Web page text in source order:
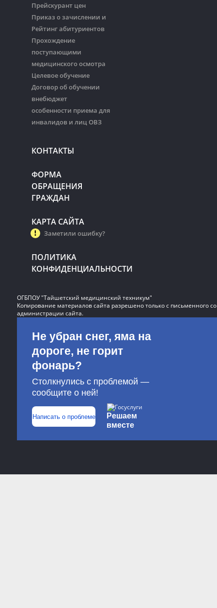
Прейскурант цен
Приказ о зачислении и
Рейтинг абитуриентов
Прохождение
поступающими
медицинского осмотра
Целевое обучение
Договор об обучении
внебюджет
особенности приема для
инвалидов и лиц ОВЗ
КОНТАКТЫ
ФОРМА
ОБРАЩЕНИЯ
ГРАЖДАН
КАРТА САЙТА
Заметили ошибку?
ПОЛИТИКА
КОНФИДЕНЦИАЛЬНОСТИ
ОГБПОУ "Тайшетский медицинский техникум"
Копирование материалов сайта разрешено только с письменного
администрации сайта.
Не убран снег, яма на
дороге, не горит
фонарь?
Столкнулись с проблемой —
сообщите о ней!
Написать о проблеме
Решаем
вместе